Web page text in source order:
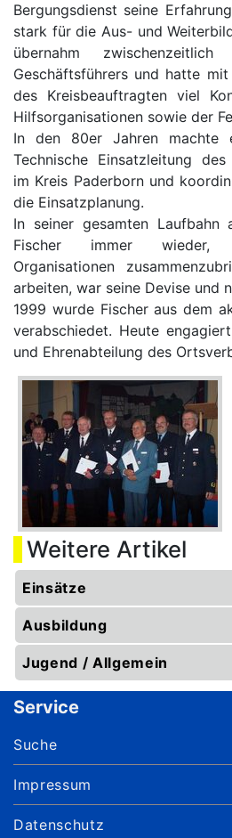
Bergungsdienst seine
stark für die Aus- und
übernahm
Geschäftsführers und hatte
des Kreisbeauftragten viel
Hilfsorganisationen sowie der
In den 80er Jahren
Technische Einsatzleitung des
im Kreis Paderborn und
die Einsatzplanung.
In seiner gesamten Laufbahn
Fischer immer wieder,
Organisationen
arbeiten, war seine Devise und
1999 wurde Fischer aus dem
verabschiedet. Heute
und Ehrenabteilung des
Weitere Artikel
Einsätze
Ausbildung
Jugend / Allgemein
Service
Suche
Impressum
Datenschutz